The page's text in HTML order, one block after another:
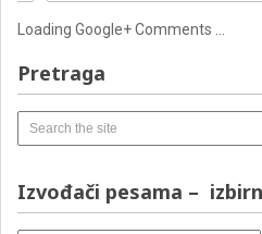
Loading Google+ Comments ...
Pretraga
Izvođači pesama –